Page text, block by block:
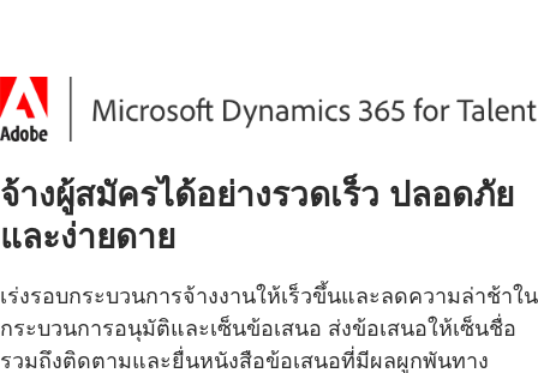
จ้างผู้สมัครได้อย่างรวดเร็ว ปลอดภัย
และง่ายดาย
เร่งรอบกระบวนการจ้างงานให้เร็วขึ้นและลดความล่าช้าใน
กระบวนการอนุมัติและเซ็นข้อเสนอ ส่งข้อเสนอให้เซ็นชื่อ
รวมถึงติดตามและยื่นหนังสือข้อเสนอที่มีผลผูกพันทาง